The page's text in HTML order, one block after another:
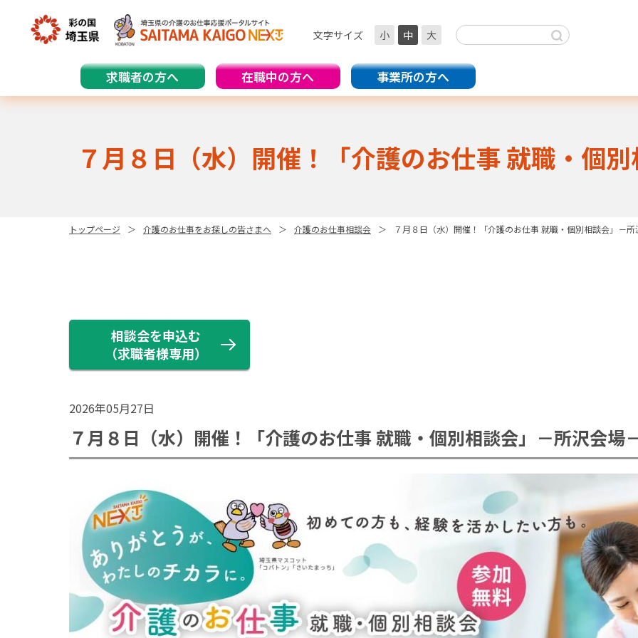
求職者の方へ 在職中の方へ 事業所の方へ
文字サイズ 小 中 大
７月８日（水）開催！「介護のお仕事 就職・個
トップページ 介護のお仕事をお探しの皆さまへ 介護のお仕事相談会 ７月８日（水）開催！「介護のお仕事 就職・個別相談会」－
相談会を申込む
（求職者様専用）
2026年05月27日
７月８日（水）開催！「介護のお仕事 就職・個別相談会」－所沢会場